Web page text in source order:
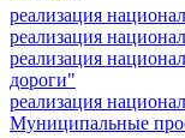
реализация
реализация
реализация
дороги"
реализация
Муниципальные